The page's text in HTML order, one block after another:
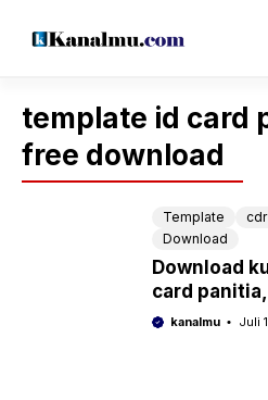
template id card
free download
Template cdr
Download
Download
card
word, cdr,
kanalmu Juli